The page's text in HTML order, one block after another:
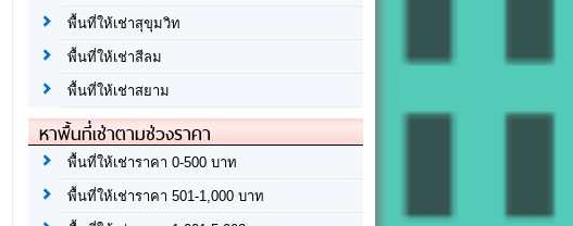
พื้นที่ให้เช่าสุขุมวิท
พื้นที่ให้เช่าสีลม
พื้นที่ให้เช่าสยาม
หาพื้นที่เช่าตามช่วงราคา
พื้นที่ให้เช่าราคา 0-500 บาท
พื้นที่ให้เช่าราคา 501-1,000 บาท